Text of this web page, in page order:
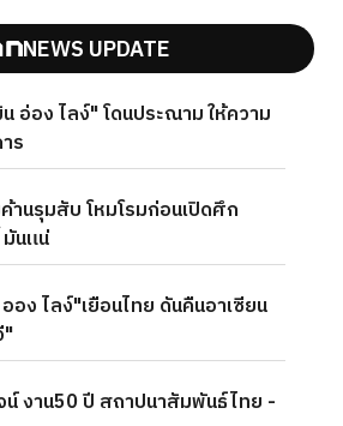
NEWS UPDATE
อ่อง ไลง์" โดนประณาม ให้ความ
ร
นรุมสับ โหมโรมก่อนเปิดศึก
นแน่
ง ไลง์"เยือนไทย ดันคืนอาเซียน
"
งาน50 ปี สถาปนาสัมพันธ์ไทย -